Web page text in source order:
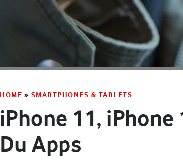
HOME » SMARTPHONES & TABLETS
iPhone 11,
Du Apps